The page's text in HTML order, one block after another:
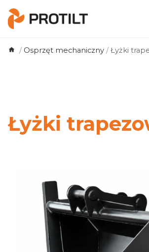
/ Osprzęt mechaniczny /Łyżki
Łyżki